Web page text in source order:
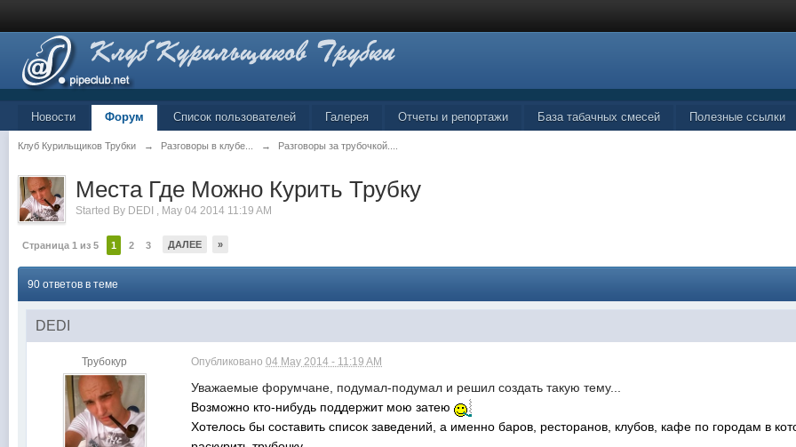
Новости Форум Список пользователей Галерея Отчеты и репортажи База табачных смесей Полезные ссылки
Клуб Курильщиков Трубки → Разговоры в клубе... → Разговоры за трубочкой....
Места Где Можно Курить Трубку
Started By DEDI , May 04 2014 11:19 AM
Страница 1 из 5 1 2 3 ДАЛЕЕ »
90 ответов в теме
DEDI
Трубокур Опубликовано04 May 2014 - 11:19 AM
Уважаемые форумчане, подумал-подумал и решил создать такую тему...
Возможно кто-нибудь поддержит мою затею
Хотелось бы составить список заведений, а именно баров, ресторанов, клубов, кафе по городам в